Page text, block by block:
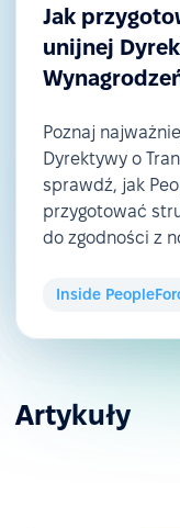
Jak
unijnej
Poznaj
Dyrektywy o
sprawdź, jak
przygotować
do zgodności z
Inside
Artykuły